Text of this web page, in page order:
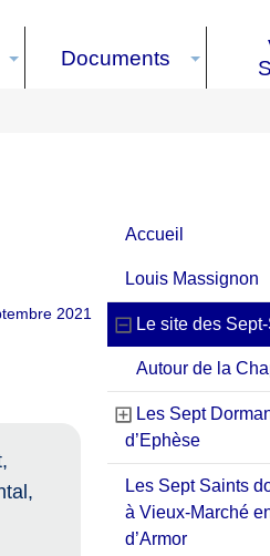
Documents
2021
Accueil
Louis Massignon
Le site des
Autour de la
Les Sept
d’Ephèse
Les Sept Saints
à Vieux-Marché
d’Armor